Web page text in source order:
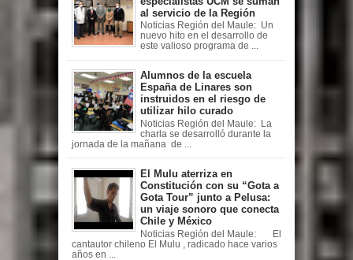
al servicio de la Región
Noticias Región del Maule: Un
nuevo hito en el desarrollo de
este valioso programa de ...
Alumnos de la escuela
España de Linares son
instruidos en el riesgo de
utilizar hilo curado
Noticias Región del Maule: La
charla se desarrolló durante la
jornada de la mañana de ...
El Mulu aterriza en
Constitución con su “Gota a
Gota Tour” junto a Pelusa:
un viaje sonoro que conecta
Chile y México
Noticias Región del Maule: El
cantautor chileno El Mulu , radicado hace varios
años en ...